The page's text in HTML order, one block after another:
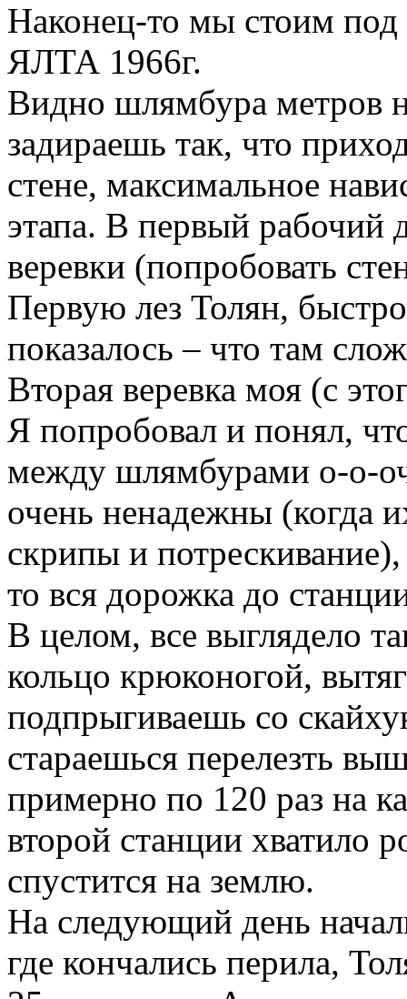
Наконец-то мы стоим
ЯЛТА 1966г.
Видно шлямбура метров
задираешь так, что
стене, максимальное
этапа. В первый рабочий
веревки (попробовать
Первую лез Толян,
показалось – что там
Вторая веревка моя (с
Я попробовал и понял,
между шлямбурами о-о-
очень ненадежны (когда
скрипы и
то вся дорожка до
В целом, все выглядело
кольцо крюконогой,
подпрыгиваешь со
стараешься перелезть
примерно по 120 раз на
второй станции хватило
спустится на землю.
На следующий день
где кончались перила,